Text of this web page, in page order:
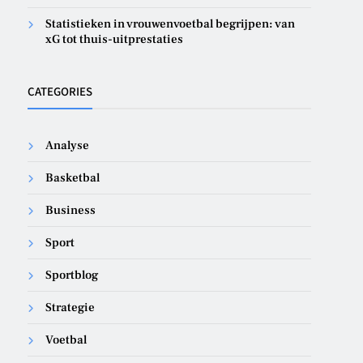
Statistieken in vrouwenvoetbal begrijpen: van
xG tot thuis-uitprestaties
CATEGORIES
Analyse
Basketbal
Business
Sport
Sportblog
Strategie
Voetbal